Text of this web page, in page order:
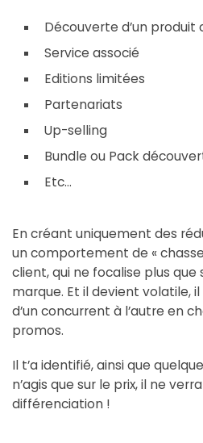
Découverte d’un
Service associé
Editions limitées
Partenariats
Up-selling
Bundle ou Pack
Etc…
En créant uniquement des
un comportement de «
client, qui ne focalise plus
marque. Et il devient volatile,
d’un concurrent à l’autre en
promos.
Il t’a identifié, ainsi que
n’agis que sur le prix, il ne
différenciation !